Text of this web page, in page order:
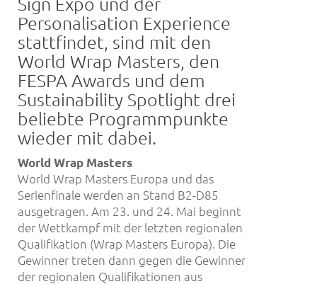
Personalisation Experience
stattfindet, sind mit den
World Wrap Masters, den
FESPA Awards und dem
Sustainability Spotlight drei
beliebte Programmpunkte
wieder mit dabei.
World Wrap Masters
World Wrap Masters Europa und das
Serienfinale werden an Stand B2-D85
ausgetragen. Am 23. und 24. Mai beginnt
der Wettkampf mit der letzten regionalen
Qualifikation (Wrap Masters Europa). Die
Gewinner treten dann gegen die Gewinner
der regionalen Qualifikationen aus